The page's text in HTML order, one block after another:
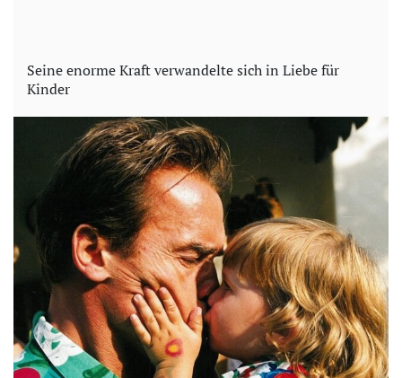
Seine enorme Kraft verwandelte sich in Liebe für
Kinder